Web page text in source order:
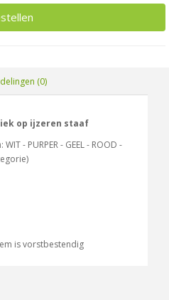
(0)
op ijzeren staaf
- PURPER - GEEL - ROOD -
is vorstbestendig